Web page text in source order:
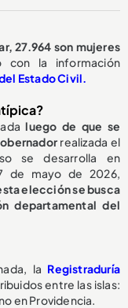
27.964 son mujeres
con la información
Estado Civil.
luego de que se
realizada el
se desarrolla en
de mayo de 2026,
elección se busca
departamental del
la Registraduría
entre las islas:
en Providencia.